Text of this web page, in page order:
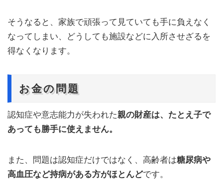
そうなると、家族で頑張って見ていても手に負えなく
なってしまい、どうしても施設などに入所させざるを
得なくなります。
お金の問題
認知症や意志能力が失われた親の財産は、たとえ子で
あっても勝手に使えません。
また、問題は認知症だけではなく、高齢者は糖尿病や
高血圧など持病がある方がほとんどです。